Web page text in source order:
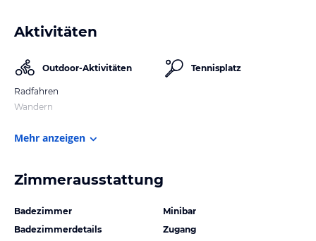
Aktivitäten
Outdoor-Aktivitäten
Radfahren
Wandern
Tennisplatz
Mehr anzeigen
Zimmerausstattung
Badezimmer
Badezimmerdetails
Minibar
Zugang